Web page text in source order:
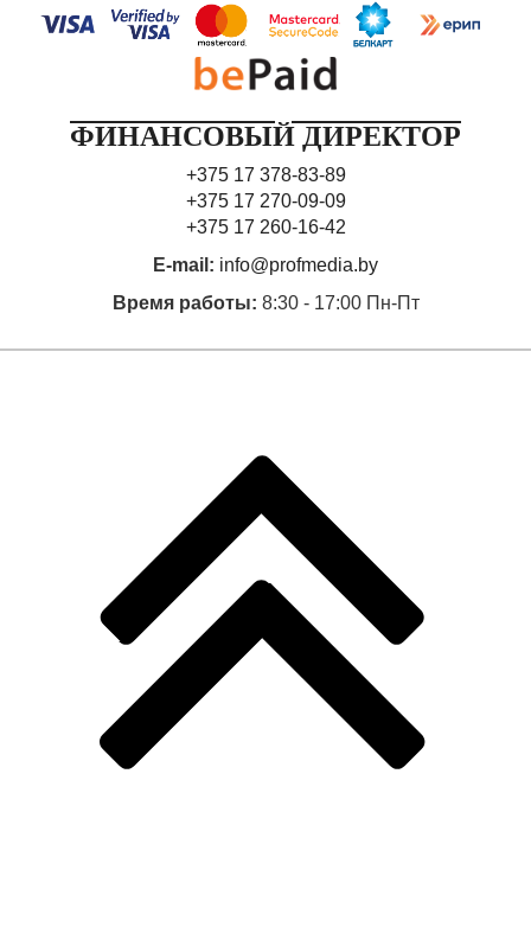
ФИНАНСОВЫЙ ДИРЕКТОР
+375 17 378-83-89
+375 17 270-09-09
+375 17 260-16-42
E-mail: info@profmedia.by
Время работы: 8:30 - 17:00 Пн-Пт